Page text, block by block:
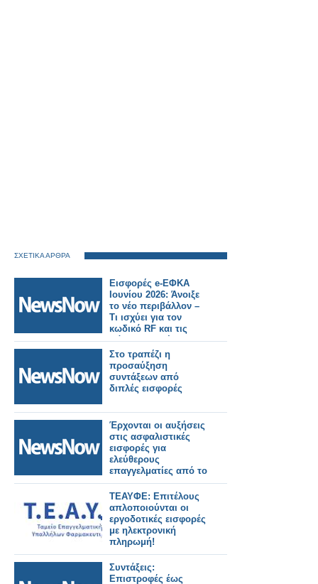
ΣΧΕΤΙΚΑ ΑΡΘΡΑ
Εισφορές e-ΕΦΚΑ
Ιουνίου 2026: Άνοιξε
το νέο περιβάλλον –
Τι ισχύει για τον
κωδικό RF και τις
πάγιες εντολές
Στο τραπέζι η
προσαύξηση
συντάξεων από
διπλές εισφορές
Έρχονται οι αυξήσεις
στις ασφαλιστικές
εισφορές για
ελεύθερους
επαγγελματίες από το
2026
ΤΕΑΥΦΕ: Επιτέλους
απλοποιούνται οι
εργοδοτικές εισφορές
με ηλεκτρονική
πληρωμή!
Συντάξεις:
Επιστροφές έως